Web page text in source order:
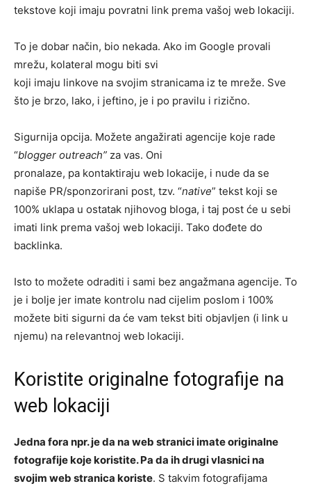
tekstove koji imaju povratni link prema vašoj web lokaciji.
To je dobar način, bio nekada. Ako im Google provali
mrežu, kolateral mogu biti svi
koji imaju linkove na svojim stranicama iz te mreže. Sve
što je brzo, lako, i jeftino, je i po pravilu i rizično.
Sigurnija opcija. Možete angažirati agencije koje rade
“blogger outreach” za vas. Oni
pronalaze, pa kontaktiraju web lokacije, i nude da se
napiše PR/sponzorirani post, tzv. “native” tekst koji se
100% uklapa u ostatak njihovog bloga, i taj post će u sebi
imati link prema vašoj web lokaciji. Tako dođete do
backlinka.
Isto to možete odraditi i sami bez angažmana agencije. To
je i bolje jer imate kontrolu nad cijelim poslom i 100%
možete biti sigurni da će vam tekst biti objavljen (i link u
njemu) na relevantnoj web lokaciji.
Koristite originalne fotografije na
web lokaciji
Jedna fora npr. je da na web stranici imate originalne
fotografije koje koristite. Pa da ih drugi vlasnici na
svojim web stranica koriste. S takvim fotografijama